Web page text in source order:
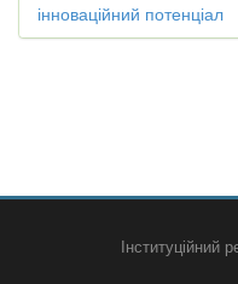
інноваційний потенціал
Інституційний